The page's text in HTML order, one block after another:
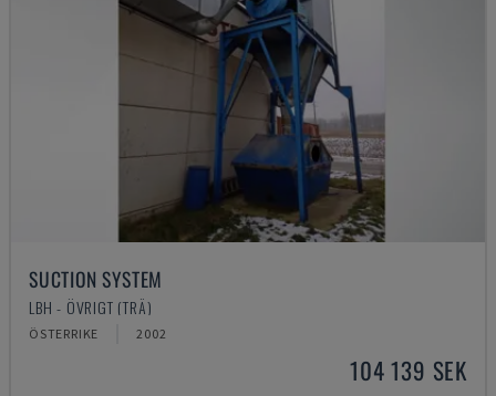
SUCTION SYSTEM
LBH - ÖVRIGT (TRÄ)
ÖSTERRIKE 2002
104 139 SEK